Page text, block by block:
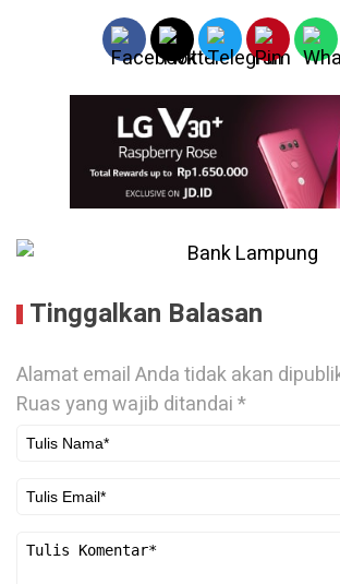
Tinggalkan Balasan
Alamat email Anda tidak akan
Ruas yang wajib ditandai*